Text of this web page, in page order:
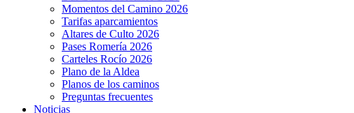
Momentos del Camino 2026
Tarifas aparcamientos
Altares de Culto 2026
Pases Romería 2026
Carteles Rocío 2026
Plano de la Aldea
Planos de los caminos
Preguntas frecuentes
Noticias